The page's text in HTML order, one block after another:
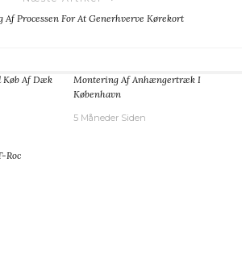
Af Processen For At Generhverve Kørekort
Køb Af Dæk
Montering Af Anhængertræk I
København
5 Måneder Siden
Roc